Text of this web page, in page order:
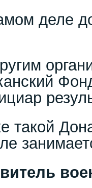
деле
такой